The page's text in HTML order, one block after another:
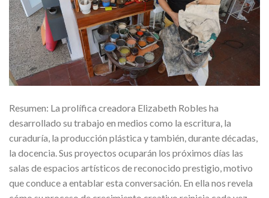
Resumen: La prolífica creadora Elizabeth Robles ha
desarrollado su trabajo en medios como la escritura, la
curaduría, la producción plástica y también, durante décadas,
la docencia. Sus proyectos ocuparán los próximos días las
salas de espacios artísticos de reconocido prestigio, motivo
que conduce a entablar esta conversación. En ella nos revela